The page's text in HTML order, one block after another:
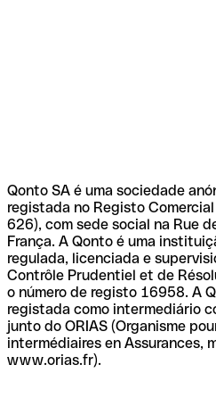
Qonto SA é uma sociedade
registada no Registo
626), com sede social na Rue
França. A Qonto é uma
regulada, licenciada e
Contrôle Prudentiel et de
o número de registo 16958. A
registada como intermediário
junto do ORIAS (Organisme
intermédiaires en Assurances,
www.orias.fr).